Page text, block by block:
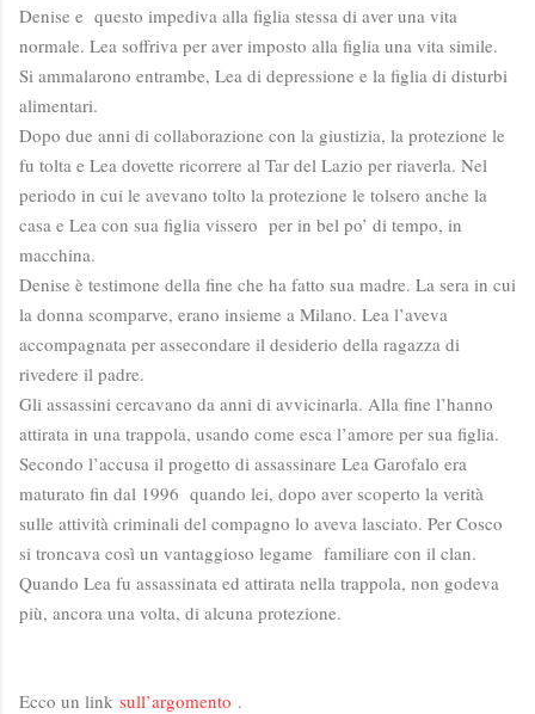
Denise e questo impediva alla figlia stessa di aver una vita
normale. Lea soffriva per aver imposto alla figlia una vita simile.
Si ammalarono entrambe, Lea di depressione e la figlia di disturbi
alimentari.
Dopo due anni di collaborazione con la giustizia, la protezione le
fu tolta e Lea dovette ricorrere al Tar del Lazio per riaverla. Nel
periodo in cui le avevano tolto la protezione le tolsero anche la
casa e Lea con sua figlia vissero per in bel po’ di tempo, in
macchina.
Denise è testimone della fine che ha fatto sua madre. La sera in cui
la donna scomparve, erano insieme a Milano. Lea l’aveva
accompagnata per assecondare il desiderio della ragazza di
rivedere il padre.
Gli assassini cercavano da anni di avvicinarla. Alla fine l’hanno
attirata in una trappola, usando come esca l’amore per sua figlia.
Secondo l’accusa il progetto di assassinare Lea Garofalo era
maturato fin dal 1996 quando lei, dopo aver scoperto la verità
sulle attività criminali del compagno lo aveva lasciato. Per Cosco
si troncava così un vantaggioso legame familiare con il clan.
Quando Lea fu assassinata ed attirata nella trappola, non godeva
più, ancora una volta, di alcuna protezione.
Ecco un link sull’argomento .